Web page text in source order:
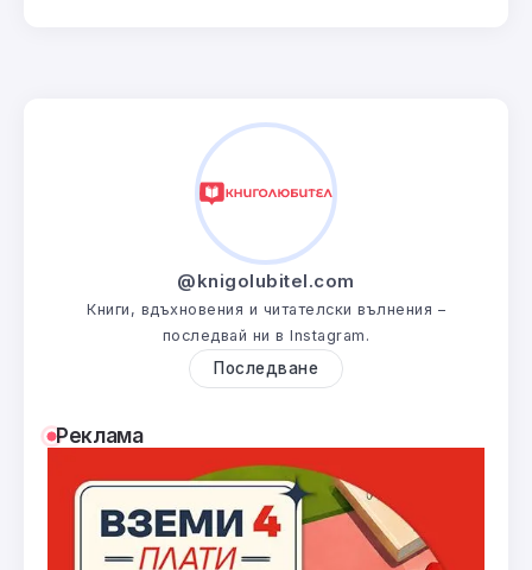
@knigolubitel.com
Книги, вдъхновения и читателски вълнения –
последвай ни в Instagram.
Последване
Реклама